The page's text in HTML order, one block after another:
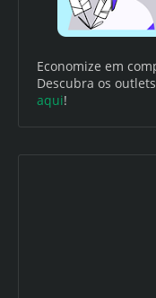
Economize em
Descubra os
aqui!